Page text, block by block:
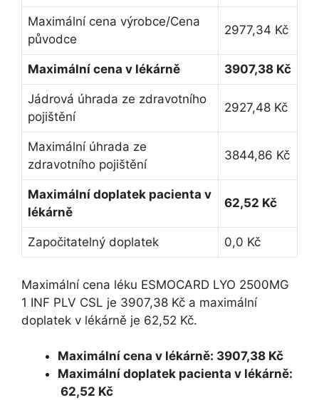
Maximální cena výrobce/Cena
původce
2977,34 Kč
Maximální cena v lékárně 3907,38 Kč
Jádrová úhrada ze zdravotního
pojištění
2927,48 Kč
Maximální úhrada ze
zdravotního pojištění
3844,86 Kč
Maximální doplatek pacienta v
lékárně
62,52 Kč
Započitatelný doplatek 0,0 Kč
Maximální cena léku ESMOCARD LYO 2500MG
1 INF PLV CSL je 3907,38 Kč a maximální
doplatek v lékárně je 62,52 Kč.
Maximální cena v lékárně: 3907,38 Kč
Maximální doplatek pacienta v lékárně:
62,52 Kč